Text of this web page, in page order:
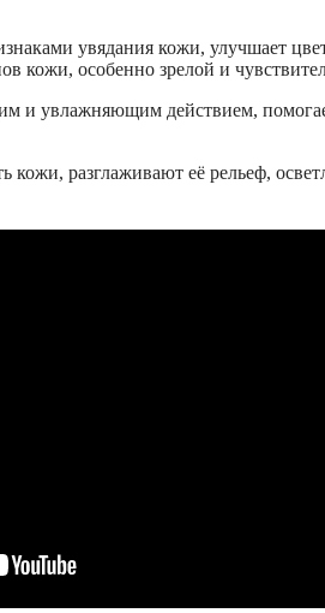
увядания кожи, улучшает
кожи, особенно зрелой и
и увлажняющим действием,
кожи, разглаживают её рельеф,